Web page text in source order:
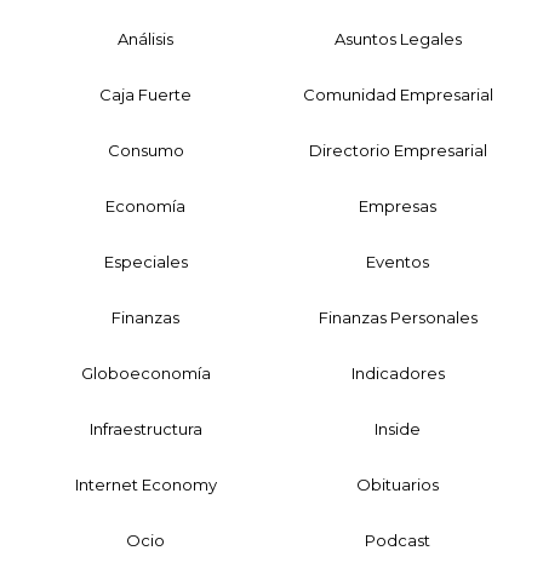
Análisis Asuntos Legales
Caja Fuerte Comunidad Empresarial
Consumo Directorio Empresarial
Economía Empresas
Especiales Eventos
Finanzas Finanzas Personales
Globoeconomía Indicadores
Infraestructura Inside
Internet Economy Obituarios
Ocio Podcast